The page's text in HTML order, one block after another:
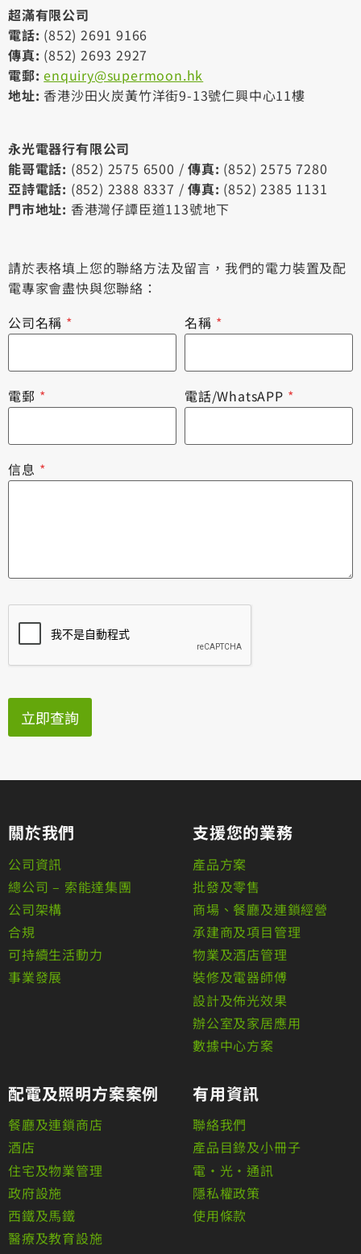
超滿有限公司
電話: (852) 2691 9166
傳真: (852) 2693 2927
電郵: enquiry@supermoon.hk
地址: 香港沙田火炭黃竹洋街9-13號仁興中心11樓
永光電器行有限公司
能哥電話: (852) 2575 6500 /傳真: (852) 2575 7280
亞詩電話: (852) 2388 8337 /傳真: (852) 2385 1131
門市地址: 香港灣仔譚臣道113號地下
請於表格填上您的聯絡方法及留言，我們的電力裝置及配
電專家會盡快與您聯絡：
公司名稱 * 名稱 *
電郵 * 電話/WhatsAPP *
信息 *
立即查詢
關於我們
公司資訊
總公司 – 索能達集團
公司架構
合規
可持續生活動力
事業發展
支援您的業務
產品方案
批發及零售
商場、餐廳及連鎖經營
承建商及項目管理
物業及酒店管理
裝修及電器師傅
設計及佈光效果
辦公室及家居應用
數據中心方案
配電及照明方案案例
餐廳及連鎖商店
酒店
住宅及物業管理
政府設施
西鐵及馬鐵
醫療及教育設施
有用資訊
聯絡我們
產品目錄及小冊子
電•光•通訊
隱私權政策
使用條款